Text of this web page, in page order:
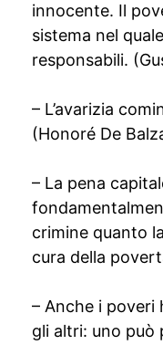
innocente. Il
sistema nel
responsabili.
– L’avarizia
(Honoré De
– La pena
crimine quanto
cura della
– Anche i poveri
gli altri: uno può